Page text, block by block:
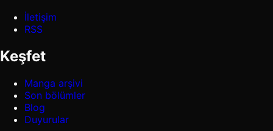
İletişim
RSS
Keşfet
Manga arşivi
Son bölümler
Blog
Duyurular